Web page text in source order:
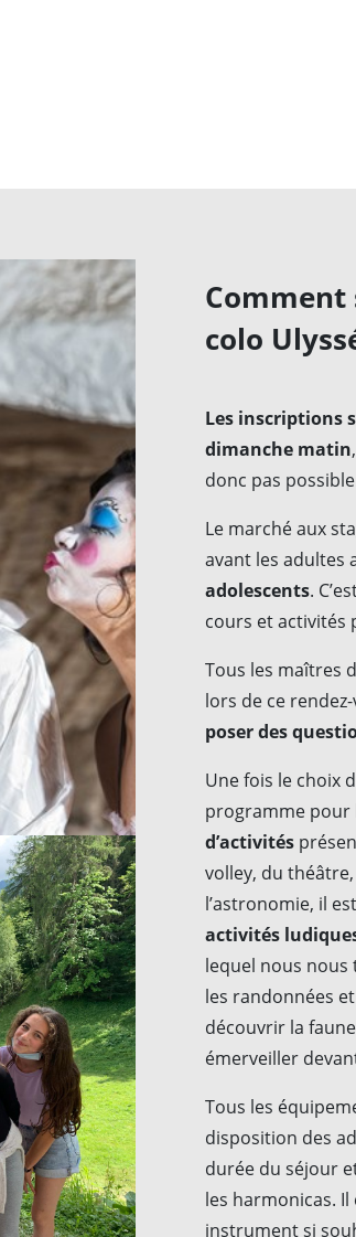
Comment
colo
Les inscriptions
dimanche matin
donc pas
Le marché aux
avant les adultes
adolescents.
cours et activités
Tous les maîtres
lors de ce
poser des
Une fois le choix
programme pour
d’activités
volley, du
l’astronomie, il
activités
lequel nous nous
les randonnées
découvrir la
émerveiller
Tous les
disposition des
durée du séjour
les harmonicas.
instrument si